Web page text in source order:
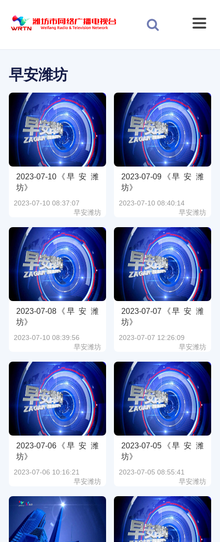
早安潍坊
2023-07-10《早 安 潍
坊》
2023-07-10 08:37:07
早安潍坊
2023-07-09《早 安 潍
坊》
2023-07-10 08:40:14
早安潍坊
2023-07-08《早 安 潍
坊》
2023-07-10 08:39:56
早安潍坊
2023-07-07《早 安 潍
坊》
2023-07-07 12:26:09
早安潍坊
2023-07-06《早 安 潍
坊》
2023-07-06 10:16:21
早安潍坊
2023-07-05《早 安 潍
坊》
2023-07-05 08:55:41
早安潍坊